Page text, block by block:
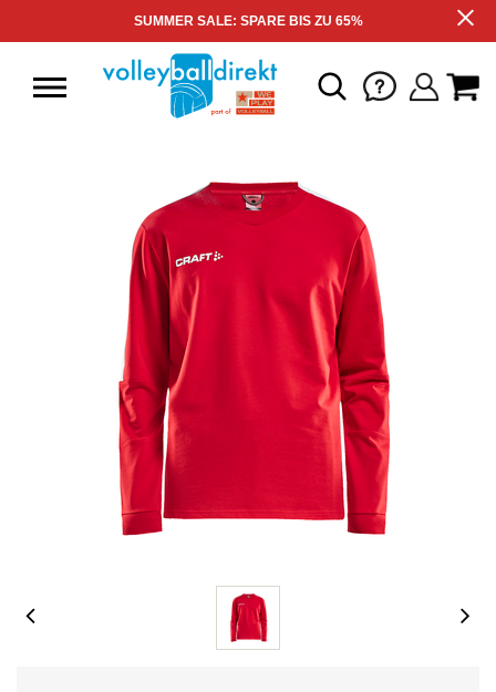
SUMMER SALE: SPARE BIS ZU 65%